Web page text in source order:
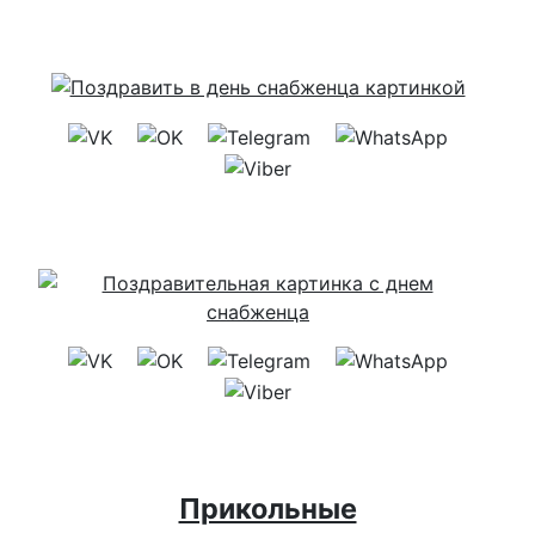
Прикольные